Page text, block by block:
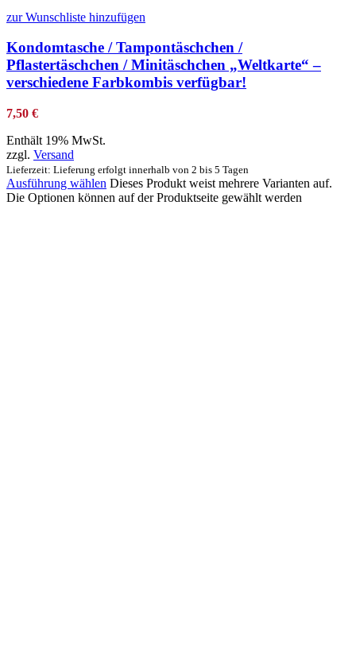
zur Wunschliste hinzufügen
Kondomtasche / Tampontäschchen /
Pflastertäschchen / Minitäschchen „Weltkarte“ –
verschiedene Farbkombis verfügbar!
7,50 €
Enthält 19% MwSt.
zzgl. Versand
Lieferzeit: Lieferung erfolgt innerhalb von 2 bis 5 Tagen
Ausführung wählen Dieses Produkt weist mehrere Varianten auf.
Die Optionen können auf der Produktseite gewählt werden